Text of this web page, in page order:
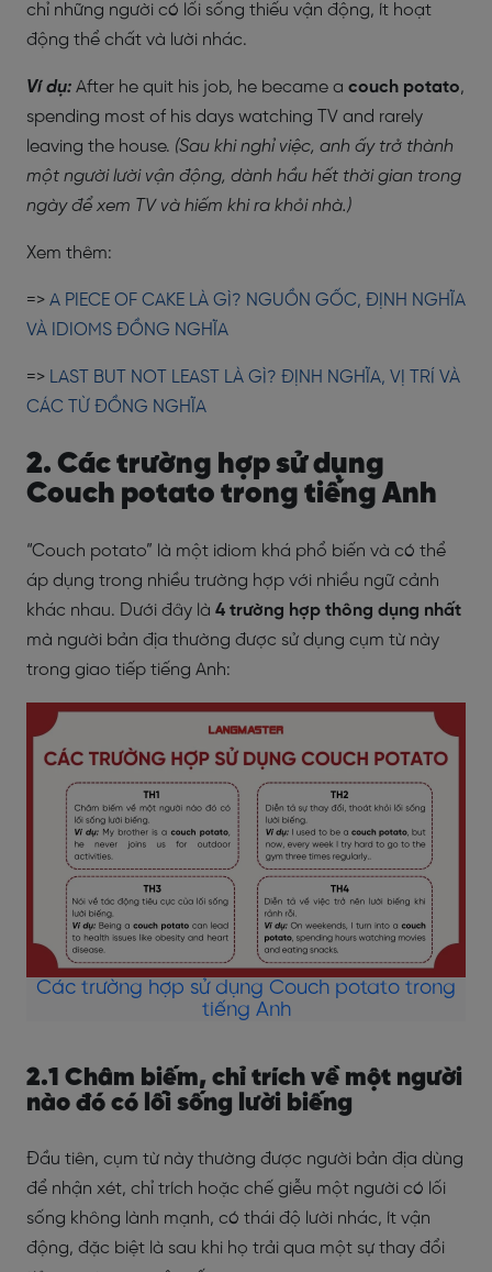
chỉ những người có lối sống thiếu vận động, ít hoạt
động thể chất và lười nhác.
Ví dụ: After he quit his job, he became a couch potato,
spending most of his days watching TV and rarely
leaving the house. (Sau khi nghỉ việc, anh ấy trở thành
một người lười vận động, dành hầu hết thời gian trong
ngày để xem TV và hiếm khi ra khỏi nhà.)
Xem thêm:
=> A PIECE OF CAKE LÀ GÌ? NGUỒN GỐC, ĐỊNH NGHĨA
VÀ IDIOMS ĐỒNG NGHĨA
=> LAST BUT NOT LEAST LÀ GÌ? ĐỊNH NGHĨA, VỊ TRÍ VÀ
CÁC TỪ ĐỒNG NGHĨA
2. Các trường hợp sử dụng
Couch potato trong tiếng Anh
“Couch potato” là một idiom khá phổ biến và có thể
áp dụng trong nhiều trường hợp với nhiều ngữ cảnh
khác nhau. Dưới đây là 4 trường hợp thông dụng nhất
mà người bản địa thường được sử dụng cụm từ này
trong giao tiếp tiếng Anh:
Các trường hợp sử dụng Couch potato trong
tiếng Anh
2.1 Châm biếm, chỉ trích về một người
nào đó có lối sống lười biếng
Đầu tiên, cụm từ này thường được người bản địa dùng
để nhận xét, chỉ trích hoặc chế giễu một người có lối
sống không lành mạnh, có thái độ lười nhác, ít vận
động, đặc biệt là sau khi họ trải qua một sự thay đổi